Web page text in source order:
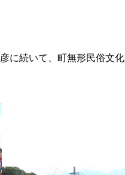
に続いて、町無形民俗文化